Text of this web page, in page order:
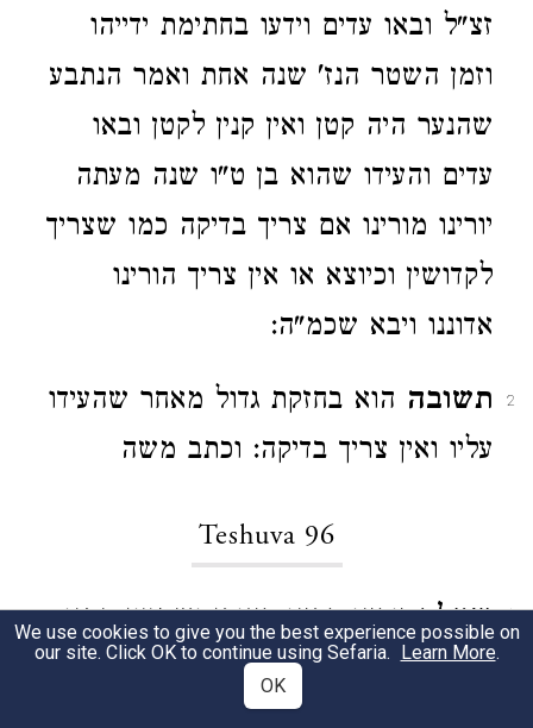
זצ"ל ובאו עדים וידעו בחתימת ידייהו
וזמן השטר הנז' שנה אחת ואמר הנתבע
שהנער היה קטן ואין קנין לקטן ובאו
עדים והעידו שהוא בן ט"ו שנה מעתה
יורינו מורינו אם צריך בדיקה כמו שצריך
לקדושין וכיוצא או אין צריך הורינו
אדוננו ויבא שכמ"ה:
2 תשובה הוא בחזקת גדול מאחר שהעידו
עליו ואין צריך בדיקה: וכתב משה
Teshuva 96
1 שאלהיורינו רבינו ראובן ושמעון התנו
בניהם בדבר מה וכתבו שטר ולקחו קנין
We use cookies to give you the best experience possible on
our site. Click OK to continue using Sefaria. Learn More.
OK